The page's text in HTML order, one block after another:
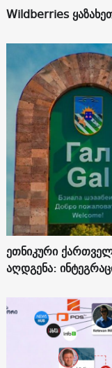
Wildberries
ეთნიკური
აღდგენა: